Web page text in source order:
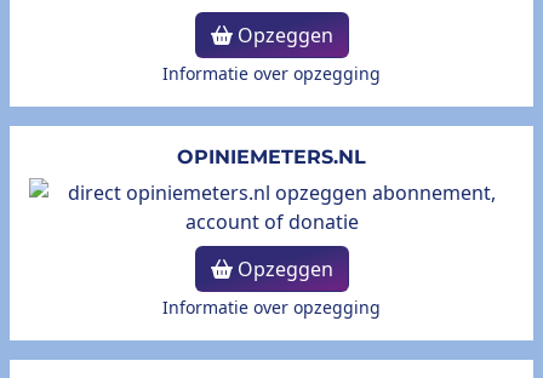
Opzeggen
Informatie over opzegging
OPINIEMETERS.NL
Opzeggen
Informatie over opzegging